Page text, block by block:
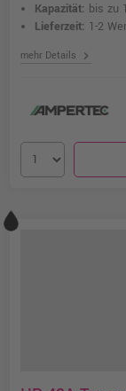
Kapazität: bis zu
Lieferzeit: 1-2
mehr Details chevron_right